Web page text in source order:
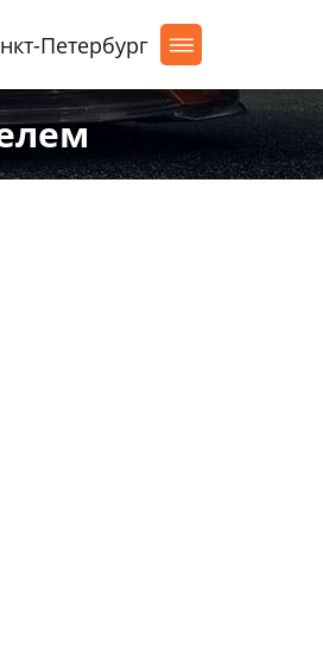
Петербург